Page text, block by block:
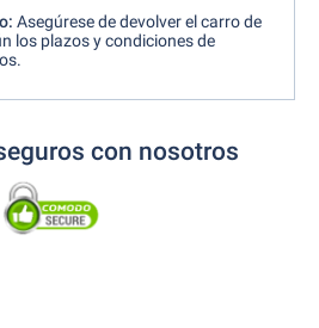
Asegúrese de devolver el carro de
los plazos y condiciones de
con nosotros